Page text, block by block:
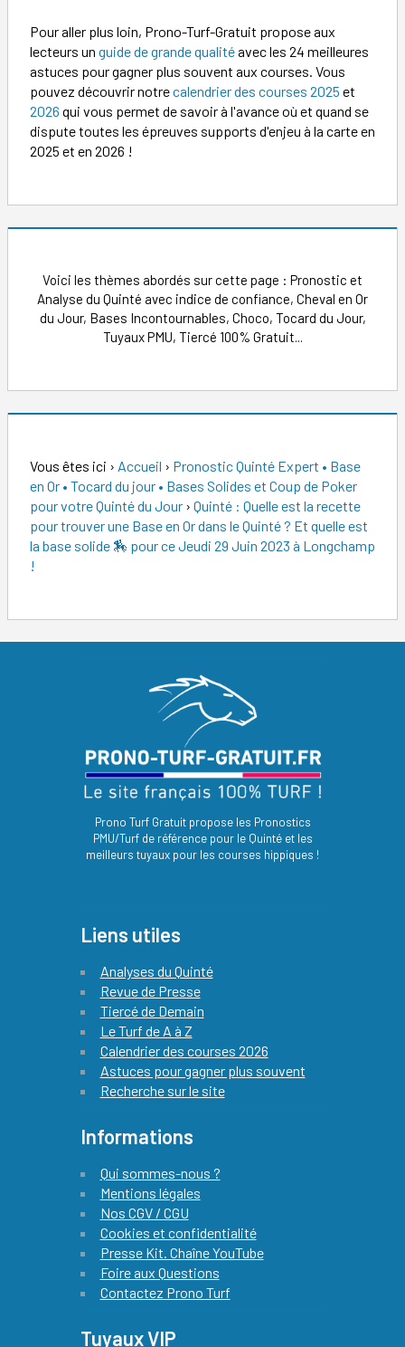
Pour aller plus loin, Prono-Turf-Gratuit propose aux
lecteurs un guide de grande qualitéavec les 24 meilleures
astuces pour gagner plus souvent aux courses. Vous
pouvez découvrir notrecalendrier des courses 2025 et
2026 qui vous permet de savoir à l'avance où et quand se
dispute toutes les épreuves supports d'enjeu à la carte en
2025 et en 2026 !
Voici les thèmes abordés sur cette page : Pronostic et
Analyse du Quinté avec indice de confiance, Cheval en Or
du Jour, Bases Incontournables, Choco, Tocard du Jour,
Tuyaux PMU, Tiercé 100% Gratuit...
Vous êtes ici › Accueil › Pronostic Quinté Expert • Base
en Or • Tocard du jour • Bases Solides et Coup de Poker
pour votre Quinté du Jour › Quinté : Quelle est la recette
pour trouver une Base en Or dans le Quinté ? Et quelle est
la base solide 🏇 pour ce Jeudi 29 Juin 2023 à Longchamp
!
Prono Turf Gratuit propose les Pronostics
PMU/Turf de référence pour le Quinté et les
meilleurs tuyaux pour les courses hippiques !
Liens utiles
Analyses du Quinté
Revue de Presse
Tiercé de Demain
Le Turf de A à Z
Calendrier des courses 2026
Astuces pour gagner plus souvent
Recherche sur le site
Informations
Qui sommes-nous ?
Mentions légales
Nos CGV / CGU
Cookies et confidentialité
Presse Kit. Chaîne YouTube
Foire aux Questions
Contactez Prono Turf
Tuyaux VIP